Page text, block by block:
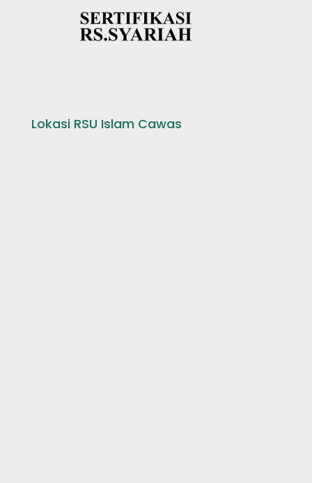
Lokasi RSU Islam Cawas